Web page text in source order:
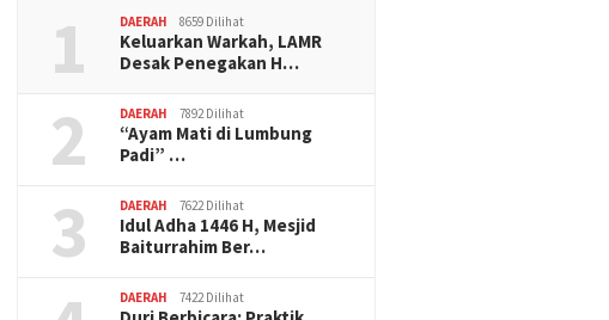
1 DAERAH 8659 Dilihat
Keluarkan Warkah, LAMR
Desak Penegakan H…
2 DAERAH 7892 Dilihat
“Ayam Mati di Lumbung
Padi” …
3 DAERAH 7622 Dilihat
Idul Adha 1446 H, Mesjid
Baiturrahim Ber…
DAERAH 7422 Dilihat